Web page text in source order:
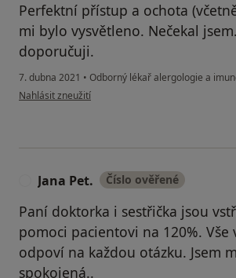
Perfektní přístup a ochota
mi bylo vysvětleno. Nečekal
doporučuji.
7. dubna 2021 • Odborný lékař alergologie a
podle názoru uživatele Tomáš M.
Nahlásit zneužití
Jana Pet. Číslo ověřené
Paní doktorka i sestřička jsou
pomoci pacientovi na 120%. Vše
odpoví na každou otázku. Jsem
spokojená..